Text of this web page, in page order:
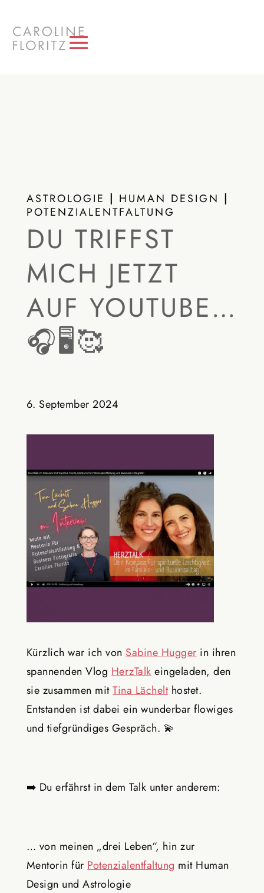
ASTROLOGIE | HUMAN DESIGN |
POTENZIALENTFALTUNG
DU TRIFFST
MICH JETZT
AUF YOUTUBE…
🎧🖥️🥰
6. September 2024
Kürzlich war ich vonSabine Huggerin ihren
spannenden VlogHerzTalkeingeladen, den
sie zusammen mitTina Lächelthostet.
Entstanden ist dabei ein wunderbar flowiges
und tiefgründiges Gespräch. 💫
➡️ Du erfährst in dem Talk unter anderem:
… von meinen „drei Leben“, hin zur
Mentorin fürPotenzialentfaltung mit Human
Design und Astrologie